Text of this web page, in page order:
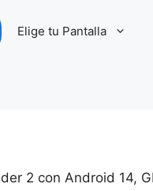
Elige tu Pantalla
2 con Android 14,